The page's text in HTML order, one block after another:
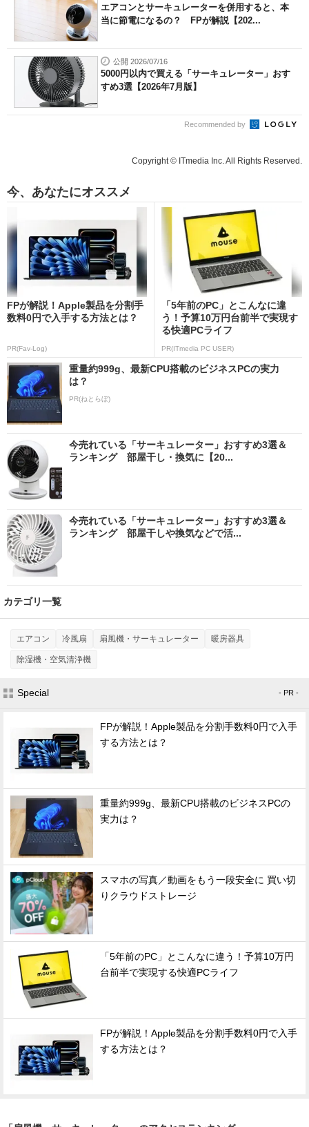
エアコンとサーキュレーターを併用すると、本
当に節電になるの？ FPが解説【202...
公開 2026/07/16
5000円以内で買える「サーキュレーター」おす
すめ3選【2026年7月版】
Recommended by
Copyright © ITmedia Inc. All Rights Reserved.
今、あなたにオススメ
FPが解説！Apple製品を分割手
数料0円で入手する方法とは？
PR(Fav-Log)
「5年前のPC」とこんなに違
う！予算10万円台前半で実現す
る快適PCライフ
PR(ITmedia PC USER)
重量約999g、最新CPU搭載のビジネスPCの実力
は？
PR(ねとらぼ)
今売れている「サーキュレーター」おすすめ3選＆
ランキング 部屋干し・換気に【20...
今売れている「サーキュレーター」おすすめ3選＆
ランキング 部屋干しや換気などで活...
カテゴリ一覧
エアコン 冷風扇 扇風機・サーキュレーター 暖房器具
除湿機・空気清浄機
Special - PR -
FPが解説！Apple製品を分割手数料0円で入手
する方法とは？
重量約999g、最新CPU搭載のビジネスPCの
実力は？
スマホの写真／動画をもう一段安全に 買い切
りクラウドストレージ
「5年前のPC」とこんなに違う！予算10万円
台前半で実現する快適PCライフ
FPが解説！Apple製品を分割手数料0円で入手
する方法とは？